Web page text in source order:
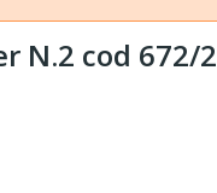
N.2 cod 672/2